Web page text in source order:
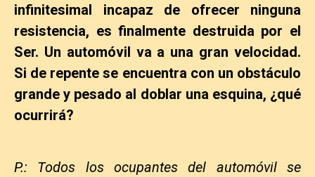
infinitesimal incapaz de ofrecer ninguna
resistencia, es finalmente destruida por el
Ser. Un automóvil va a una gran velocidad.
Si de repente se encuentra con un obstáculo
grande y pesado al doblar una esquina, ¿qué
ocurrirá?
P.: Todos los ocupantes del automóvil se